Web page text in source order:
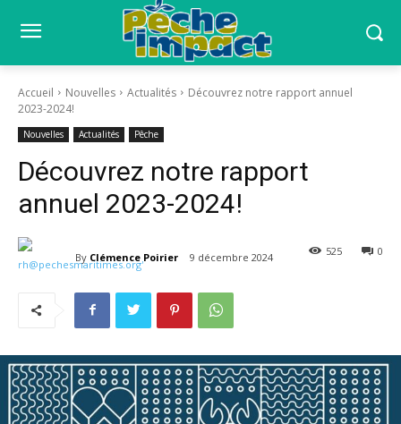
Accueil Nouvelles Actualités
Découvrez notre rapport annuel
2023-2024!
Nouvelles Actualités Pêche
Découvrez notre rapport
annuel 2023-2024!
By Clémence Poirier 9 décembre 2024 0
525